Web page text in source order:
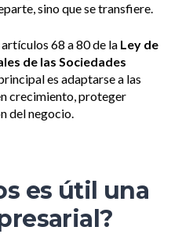
sino que se transfiere.
68 a 80 de la Ley de
de las Sociedades
es adaptarse a las
crecimiento, proteger
del negocio.
es útil una